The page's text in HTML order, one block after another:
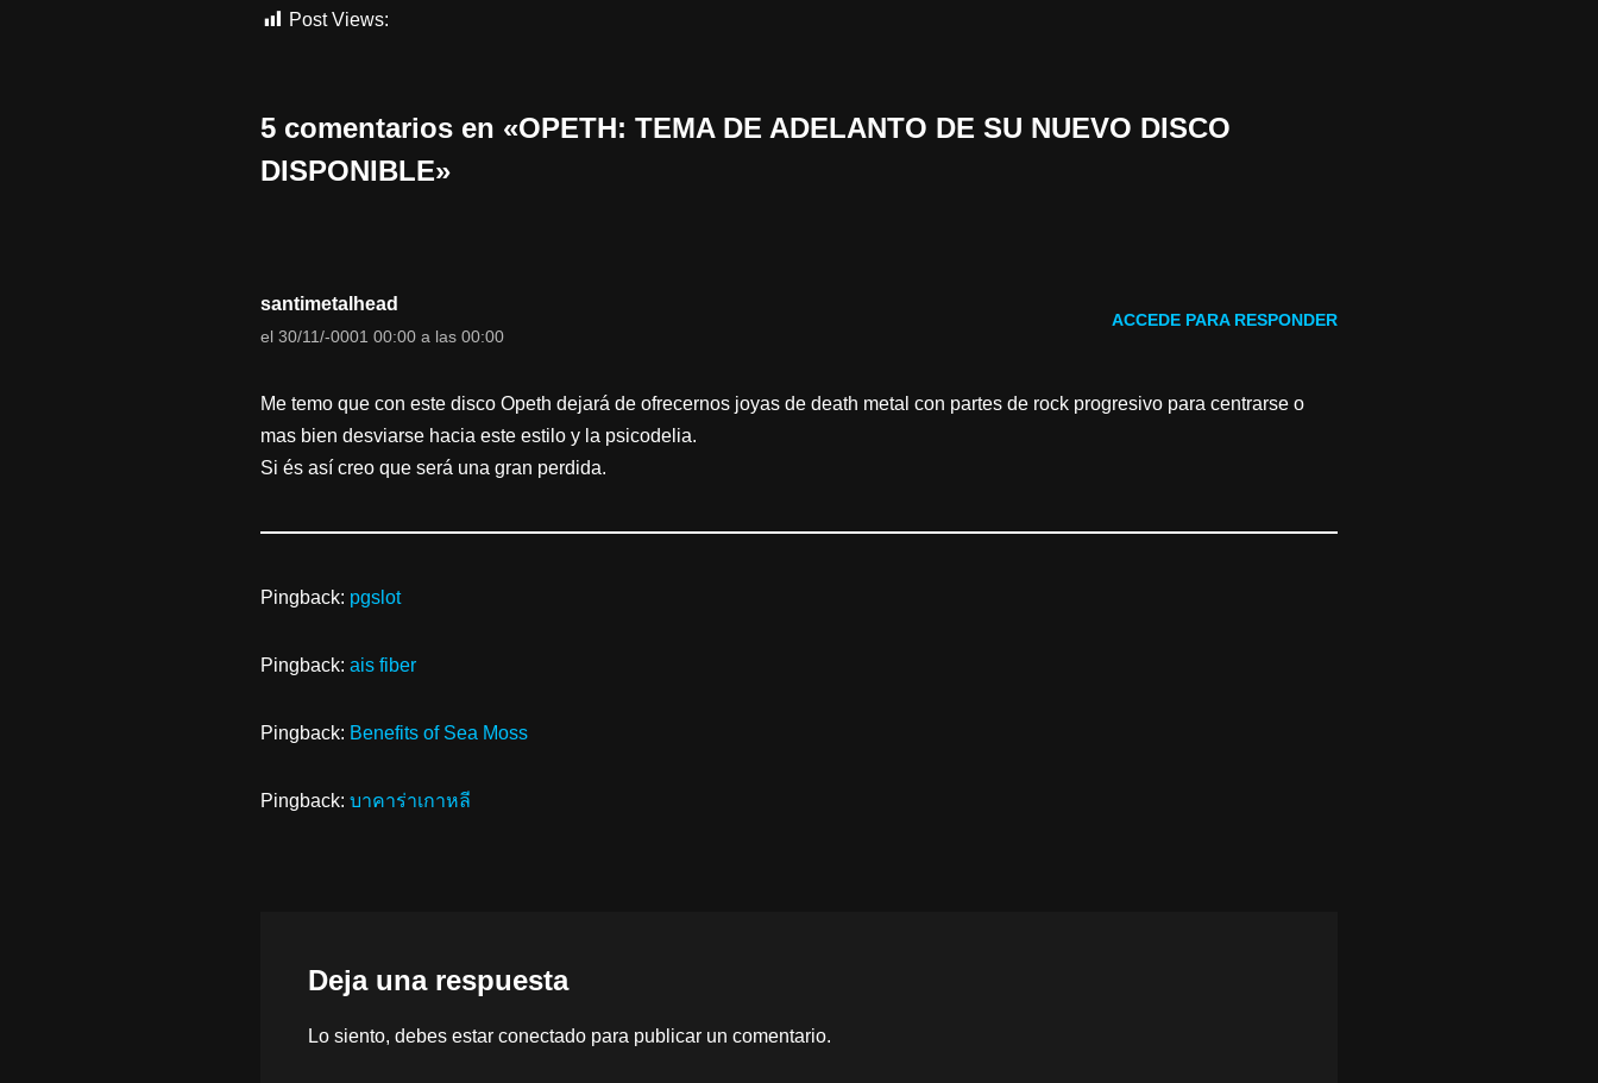
Post Views:
5 comentarios en «OPETH: TEMA DE ADELANTO DE SU NUEVO DISCO
DISPONIBLE»
santimetalhead
el 30/11/-0001 00:00 a las 00:00
ACCEDE PARA RESPONDER
Me temo que con este disco Opeth dejará de ofrecernos joyas de death metal con partes de rock progresivo para centrarse o
mas bien desviarse hacia este estilo y la psicodelia.
Si és así creo que será una gran perdida.
Pingback: pgslot
Pingback: ais fiber
Pingback: Benefits of Sea Moss
Pingback: บาคาร่าเกาหลี
Deja una respuesta
Lo siento, debes estar conectado para publicar un comentario.